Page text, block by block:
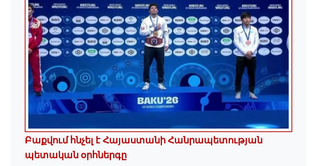
Բաքվում հնչել է Հայաստանի Հանրապետության
պետական օրհներգը